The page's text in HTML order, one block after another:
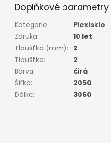
Doplňkové parametry
Kategorie:
Plexisklo
Záruka:
10 let
Tloušťka (mm): 2
Tloušťka:
2
Barva:
čirá
Šířka:
2050
Délka: 3050
Z